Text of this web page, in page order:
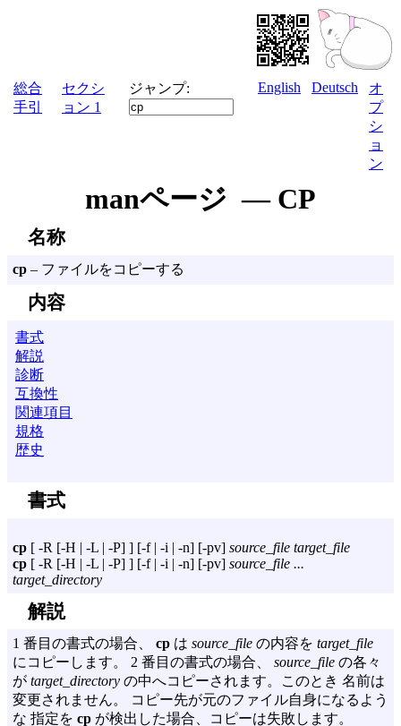
総合
手引
セクシ
ョン 1
ジャンプ: English Deutsch
オ
プ
シ
ョ
ン
manページ — CP
名称
cp – ファイルをコピーする
内容
書式
解説
診断
互換性
関連項目
規格
歴史
書式
cp [ -R [-H | -L | -P] ] [-f| -i | -n] [-pv] source_file target_file
cp [ -R [-H | -L | -P] ] [-f| -i | -n] [-pv] source_file ...
target_directory
解説
1 番目の書式の場合、 cp は source_file の内容を target_file
にコピーします。 2 番目の書式の場合、 source_file の各々
が target_directory の中へコピーされます。このとき 名前は
変更されません。 コピー先が元のファイル自身になるよう
な 指定を cp が検出した場合、コピーは失敗します。